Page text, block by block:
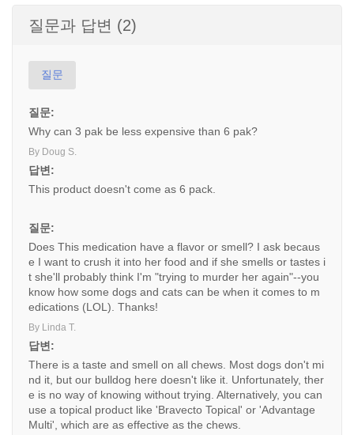
질문과 답변 (2)
질문
질문:
Why can 3 pak be less expensive than 6 pak?
By Doug S.
답변:
This product doesn't come as 6 pack.
질문:
Does This medication have a flavor or smell? I ask becaus
e I want to crush it into her food and if she smells or tastes i
t she'll probably think I'm "trying to murder her again"--you
know how some dogs and cats can be when it comes to m
edications (LOL). Thanks!
By Linda T.
답변:
There is a taste and smell on all chews. Most dogs don't mi
nd it, but our bulldog here doesn't like it. Unfortunately, ther
e is no way of knowing without trying. Alternatively, you can
use a topical product like 'Bravecto Topical' or 'Advantage
Multi', which are as effective as the chews.